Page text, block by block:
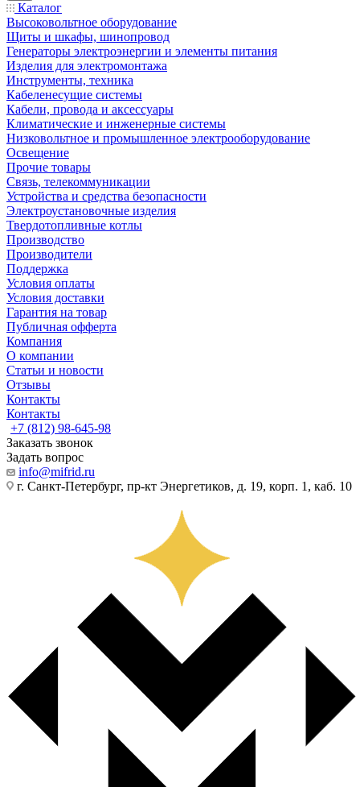
Каталог
Высоковольтное оборудование
Щиты и шкафы, шинопровод
Генераторы электроэнергии и элементы питания
Изделия для электромонтажа
Инструменты, техника
Кабеленесущие системы
Кабели, провода и аксессуары
Климатические и инженерные системы
Низковольтное и промышленное электрооборудование
Освещение
Прочие товары
Связь, телекоммуникации
Устройства и средства безопасности
Электроустановочные изделия
Твердотопливные котлы
Производство
Производители
Поддержка
Условия оплаты
Условия доставки
Гарантия на товар
Публичная офферта
Компания
О компании
Статьи и новости
Отзывы
Контакты
Контакты
+7 (812) 98-645-98
Заказать звонок
Задать вопрос
info@mifrid.ru
г. Санкт-Петербург, пр-кт Энергетиков, д. 19, корп. 1, каб. 10